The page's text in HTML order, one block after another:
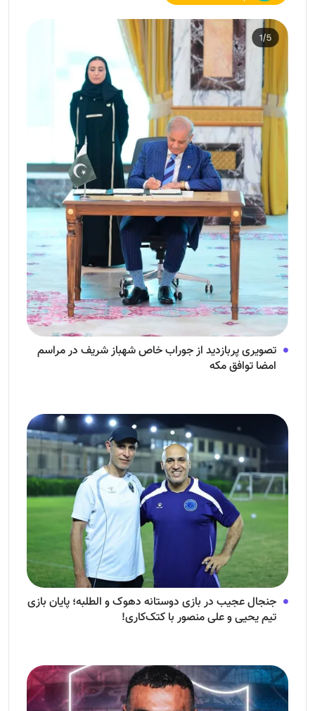
تصویری پربازدید از جوراب‌ خاص شهباز شریف در مراسم
امضا توافق‌ مکه
جنجال عجیب در بازی دوستانه دهوک و الطلبه؛ پایان بازی
تیم یحیی و علی منصور با کتک‌کاری!